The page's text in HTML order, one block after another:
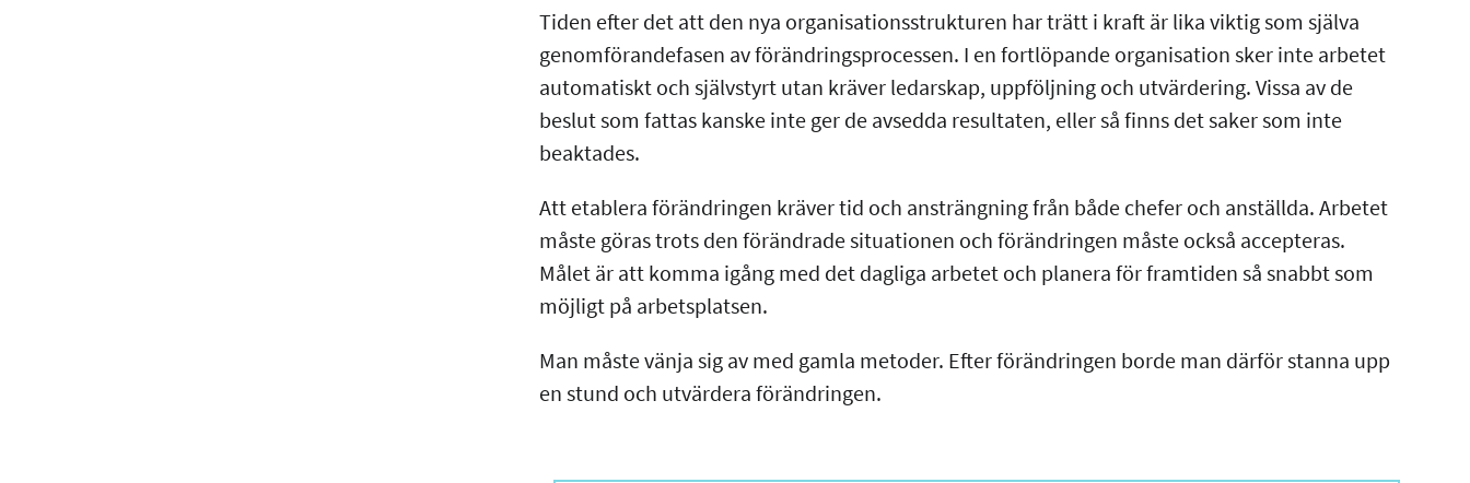
Tiden efter det att den nya organisationsstrukturen har trätt i kraft är lika viktig som själva
genomförandefasen av förändringsprocessen. I en fortlöpande organisation sker inte arbetet
automatiskt och självstyrt utan kräver ledarskap, uppföljning och utvärdering. Vissa av de
beslut som fattas kanske inte ger de avsedda resultaten, eller så finns det saker som inte
beaktades.
Att etablera förändringen kräver tid och ansträngning från både chefer och anställda. Arbetet
måste göras trots den förändrade situationen och förändringen måste också accepteras.
Målet är att komma igång med det dagliga arbetet och planera för framtiden så snabbt som
möjligt på arbetsplatsen.
Man måste vänja sig av med gamla metoder. Efter förändringen borde man därför stanna upp
en stund och utvärdera förändringen.